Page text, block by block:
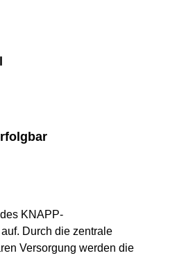
KNAPP-
Durch die zentrale
Versorgung werden die